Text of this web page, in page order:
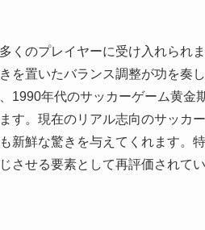
くのプレイヤーに受け入れられま
を置いたバランス調整が功を奏
1990年代のサッカーゲーム黄金
す。現在のリアル志向のサッカ
新鮮な驚きを与えてくれます。
させる要素として再評価されてい